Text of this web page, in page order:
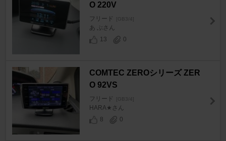
O 220V
フリード [GB3/4]
あ ぶさん
13
0
COMTEC ZEROシリーズ ZER
O 92VS
フリード [GB3/4]
HARA★さん
8
0